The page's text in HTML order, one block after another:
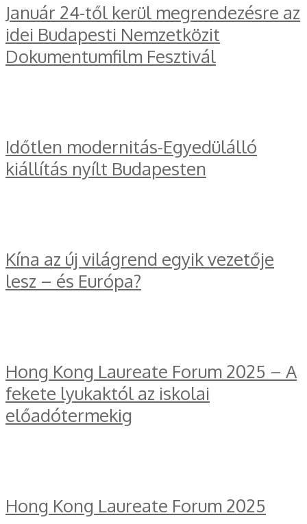
Január 24-től kerül megrendezésre az
idei Budapesti Nemzetközit
Dokumentumfilm Fesztivál
Időtlen modernitás-Egyedülálló
kiállítás nyílt Budapesten
Kína az új világrend egyik vezetője
lesz – és Európa?
Hong Kong Laureate Forum 2025 – A
fekete lyukaktól az iskolai
előadótermekig
Hong Kong Laureate Forum 2025